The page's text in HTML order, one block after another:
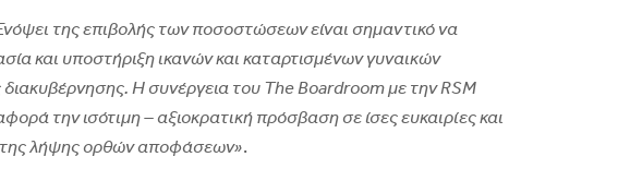
της επιβολής των ποσοστώσεων είναι σημαντικό να
και υποστήριξη ικανών και καταρτισμένων γυναικών
Η συνέργεια του The Boardroom με την RSM
την ισότιμη – αξιοκρατική πρόσβαση σε ίσες ευκαιρίες και
της λήψης ορθών αποφάσεων».